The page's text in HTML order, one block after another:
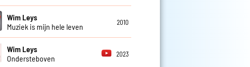
Wim Leys
Muziek is mijn hele leven
2010
Wim Leys
Ondersteboven
2023